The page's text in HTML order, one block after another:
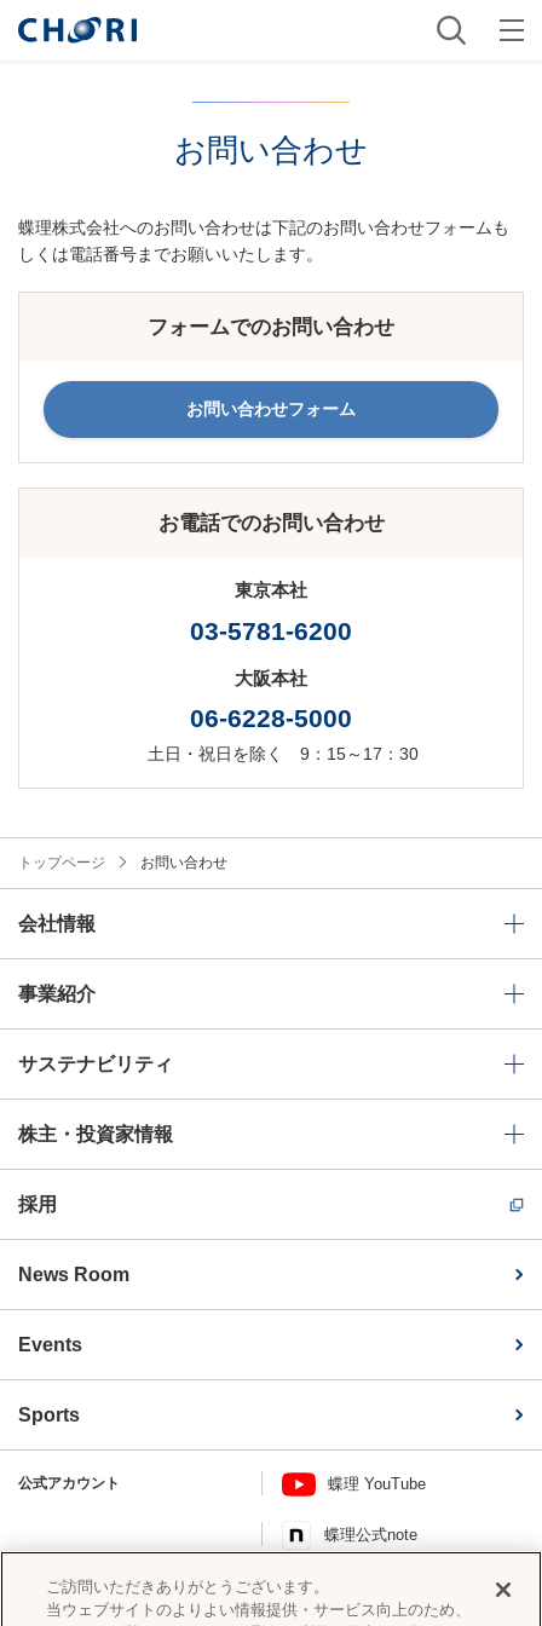
お問い合わせ
蝶理株式会社へのお問い合わせは下記のお問い合わせフォームも
しくは電話番号までお願いいたします。
フォームでのお問い合わせ
お問い合わせフォーム
お電話でのお問い合わせ
東京本社
03-5781-6200
大阪本社
06-6228-5000
土日・祝日を除く 9：15～17：30
トップページ お問い合わせ
会社情報
事業紹介
サステナビリティ
株主・投資家情報
採用
News Room
Events
Sports
公式アカウント 蝶理 YouTube
蝶理公式note
このページを共有する
ご訪問いただきありがとうございます。
当ウェブサイトのよりよい情報提供・サービス向上のため、